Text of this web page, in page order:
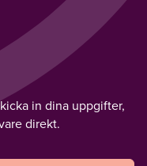
in dina uppgifter,
direkt.